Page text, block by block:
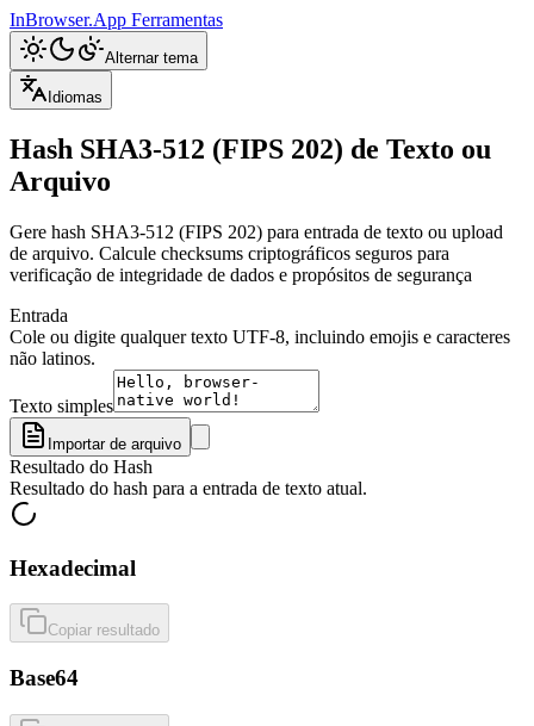
InBrowser.App Ferramentas
Alternar tema
Idiomas
Hash SHA3-512 (FIPS 202) de Texto ou
Arquivo
Gere hash SHA3-512 (FIPS 202) para entrada de texto ou upload
de arquivo. Calcule checksums criptográficos seguros para
verificação de integridade de dados e propósitos de segurança
Entrada
Cole ou digite qualquer texto UTF-8, incluindo emojis e caracteres
não latinos.
Texto simples
Importar de arquivo
Resultado do Hash
Resultado do hash para a entrada de texto atual.
Hexadecimal
Copiar resultado
Base64